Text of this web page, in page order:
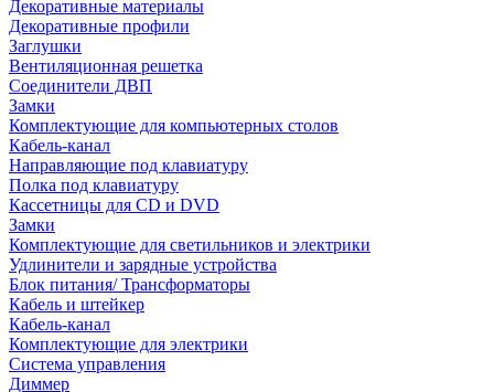
Декоративные материалы
Декоративные профили
Заглушки
Вентиляционная решетка
Соединители ДВП
Замки
Комплектующие для компьютерных столов
Кабель-канал
Направляющие под клавиатуру
Полка под клавиатуру
Кассетницы для CD и DVD
Замки
Комплектующие для светильников и электрики
Удлинители и зарядные устройства
Блок питания/ Трансформаторы
Кабель и штейкер
Кабель-канал
Комплектующие для электрики
Система управления
Диммер